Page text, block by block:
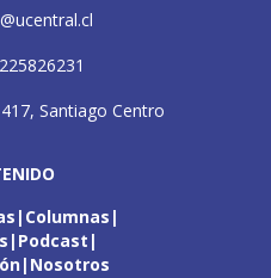
Santiago Centro
Columnas
Podcast
Nosotros